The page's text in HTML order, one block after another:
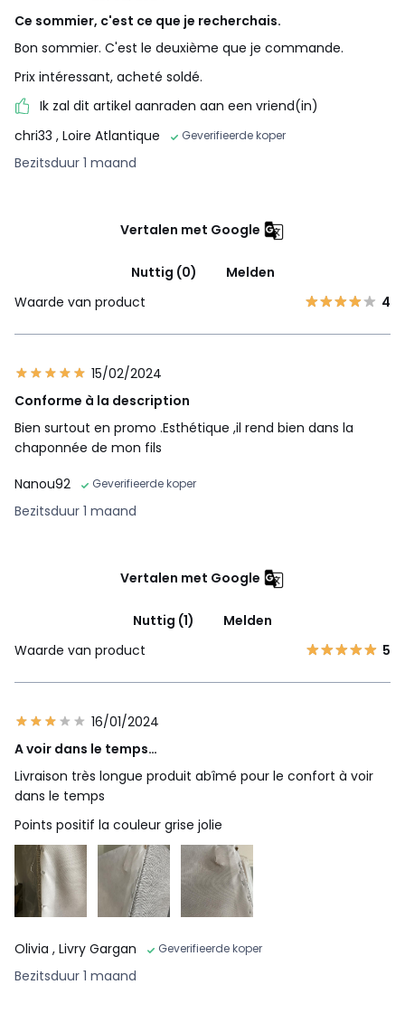
Ce sommier, c'est ce que je recherchais.
Bon sommier. C'est le deuxième que je commande.
Prix intéressant, acheté soldé.
Ik zal dit artikel aanraden aan een vriend(in)
chri33 , Loire Atlantique Geverifieerde koper
Bezitsduur 1 maand
Vertalen met Google
Nuttig (0)
Melden
Waarde van product
4
15/02/2024
Conforme à la description
Bien surtout en promo .Esthétique ,il rend bien dans la
chaponnée de mon fils
Nanou92
Geverifieerde koper
Bezitsduur 1 maand
Vertalen met Google
Nuttig (1)
Melden
Waarde van product
5
16/01/2024
A voir dans le temps…
Livraison très longue produit abîmé pour le confort à voir
dans le temps
Points positif la couleur grise jolie
Olivia , Livry Gargan Geverifieerde koper
Bezitsduur 1 maand